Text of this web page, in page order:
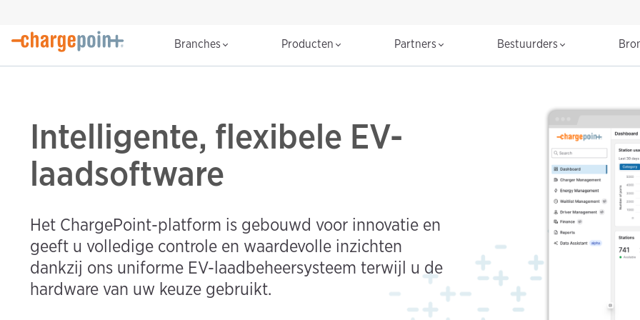
Branches Producten Partners Bestuurders
Intelligente, flexibele EV-
laadsoftware
Het ChargePoint-platform is gebouwd voor innovatie en
geeft u volledige controle en waardevolle inzichten
dankzij ons uniforme EV-laadbeheersysteem terwijl u de
hardware van uw keuze gebruikt.